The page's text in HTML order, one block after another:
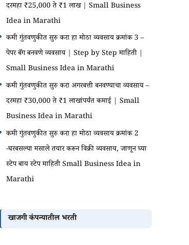
दरमहा ₹25,000 ते ₹1 लाख | Small Business
Idea in Marathi
कमी गुंतवणुकीत सुरु करा हा मोठा व्यवसाय क्रमांक 3 –
पेपर बॅग बनवणे व्यवसाय | Step by Step माहिती |
Small Business Idea in Marathi
कमी गुंतवणुकीत सुरु करा अगरबत्ती बनवण्याचा व्यवसाय –
दरमहा ₹30,000 ते ₹1 लाखांपर्यंत कमाई | Small
Business Idea in Marathi
कमी गुंतवणुकीत सुरु करा हा मोठा व्यवसाय क्रमांक 2
-घरबसल्या मसाले तयार करून विक्री व्यवसाय, जाणून घ्या
स्टेप बाय स्टेप माहिती Small Business Idea in
Marathi
खाजगी कंपन्यातील भरती